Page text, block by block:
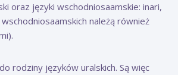
oraz języki wschodniosaamskie: inari,
należą również
rodziny języków uralskich. Są więc